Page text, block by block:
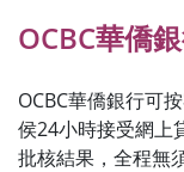
OCBC華僑
OCBC華僑銀行可
侯24小時接受網上
批核結果，全程無